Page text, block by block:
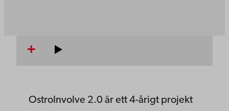
OstroInvolve 2.0 är ett 4-årigt projekt